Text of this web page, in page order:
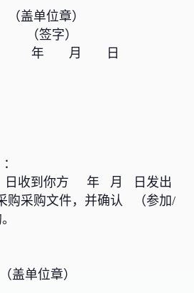
单位章）
签字）
日
收到你方 年 月 日发出
购采购文件，并确认 （参加/
单位章）